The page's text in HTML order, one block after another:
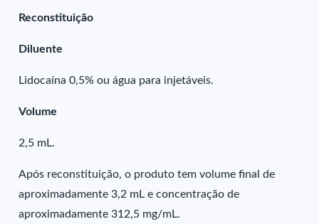
Reconstituição
Diluente
Lidocaína 0,5% ou água para injetáveis.
Volume
2,5 mL.
Após reconstituição, o produto tem volume final de
aproximadamente 3,2 mL e concentração de
aproximadamente 312,5 mg/mL.